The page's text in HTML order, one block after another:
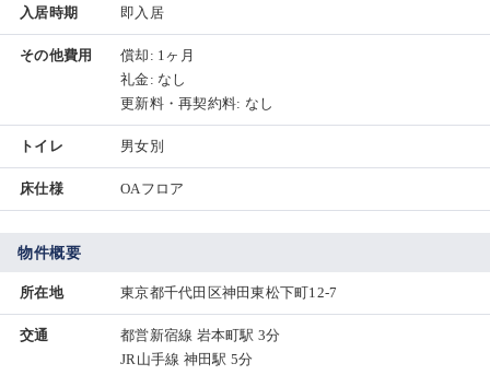
入居時期 即入居
その他費用
償却: 1ヶ月
礼金: なし
更新料・再契約料: なし
トイレ 男女別
床仕様 OAフロア
物件概要
所在地 東京都千代田区神田東松下町12-7
交通
都営新宿線 岩本町駅 3分
JR山手線 神田駅 5分